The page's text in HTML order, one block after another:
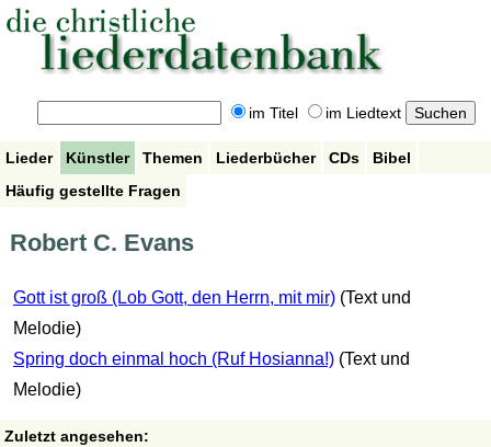
im Titel im Liedtext
Lieder Künstler Themen Liederbücher CDs
Bibel
Häufig gestellte Fragen
Robert C. Evans
Gott ist groß (Lob Gott, den Herrn, mit mir) (Text und
Melodie)
Spring doch einmal hoch (Ruf Hosianna!) (Text und
Melodie)
Zuletzt angesehen: